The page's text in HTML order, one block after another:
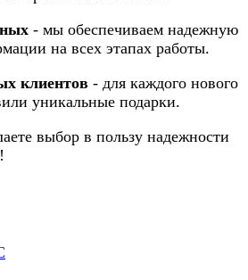
- мы обеспечиваем надежную
на всех этапах работы.
клиентов - для каждого нового
уникальные подарки.
выбор в пользу надежности